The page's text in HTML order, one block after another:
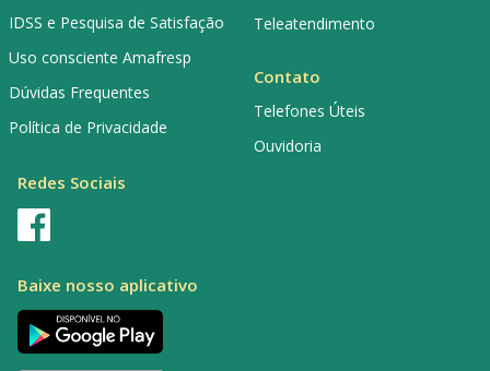
IDSS e Pesquisa de Satisfação
Uso consciente Amafresp
Dúvidas Frequentes
Política de Privacidade
Teleatendimento
Contato
Telefones Úteis
Ouvidoria
Redes Sociais
Baixe nosso aplicativo